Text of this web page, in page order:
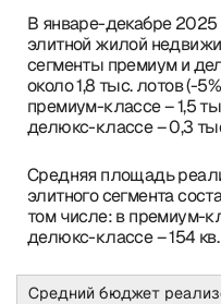
В январе-декабре 2025
элитной жилой
сегменты премиум и
около 1,8 тыс. лотов (-
премиум-классе – 1,5
делюкс-классе – 0,3
Средняя площадь
элитного сегмента
том числе: в премиум-
делюкс-классе – 154 кв.
Средний бюджет